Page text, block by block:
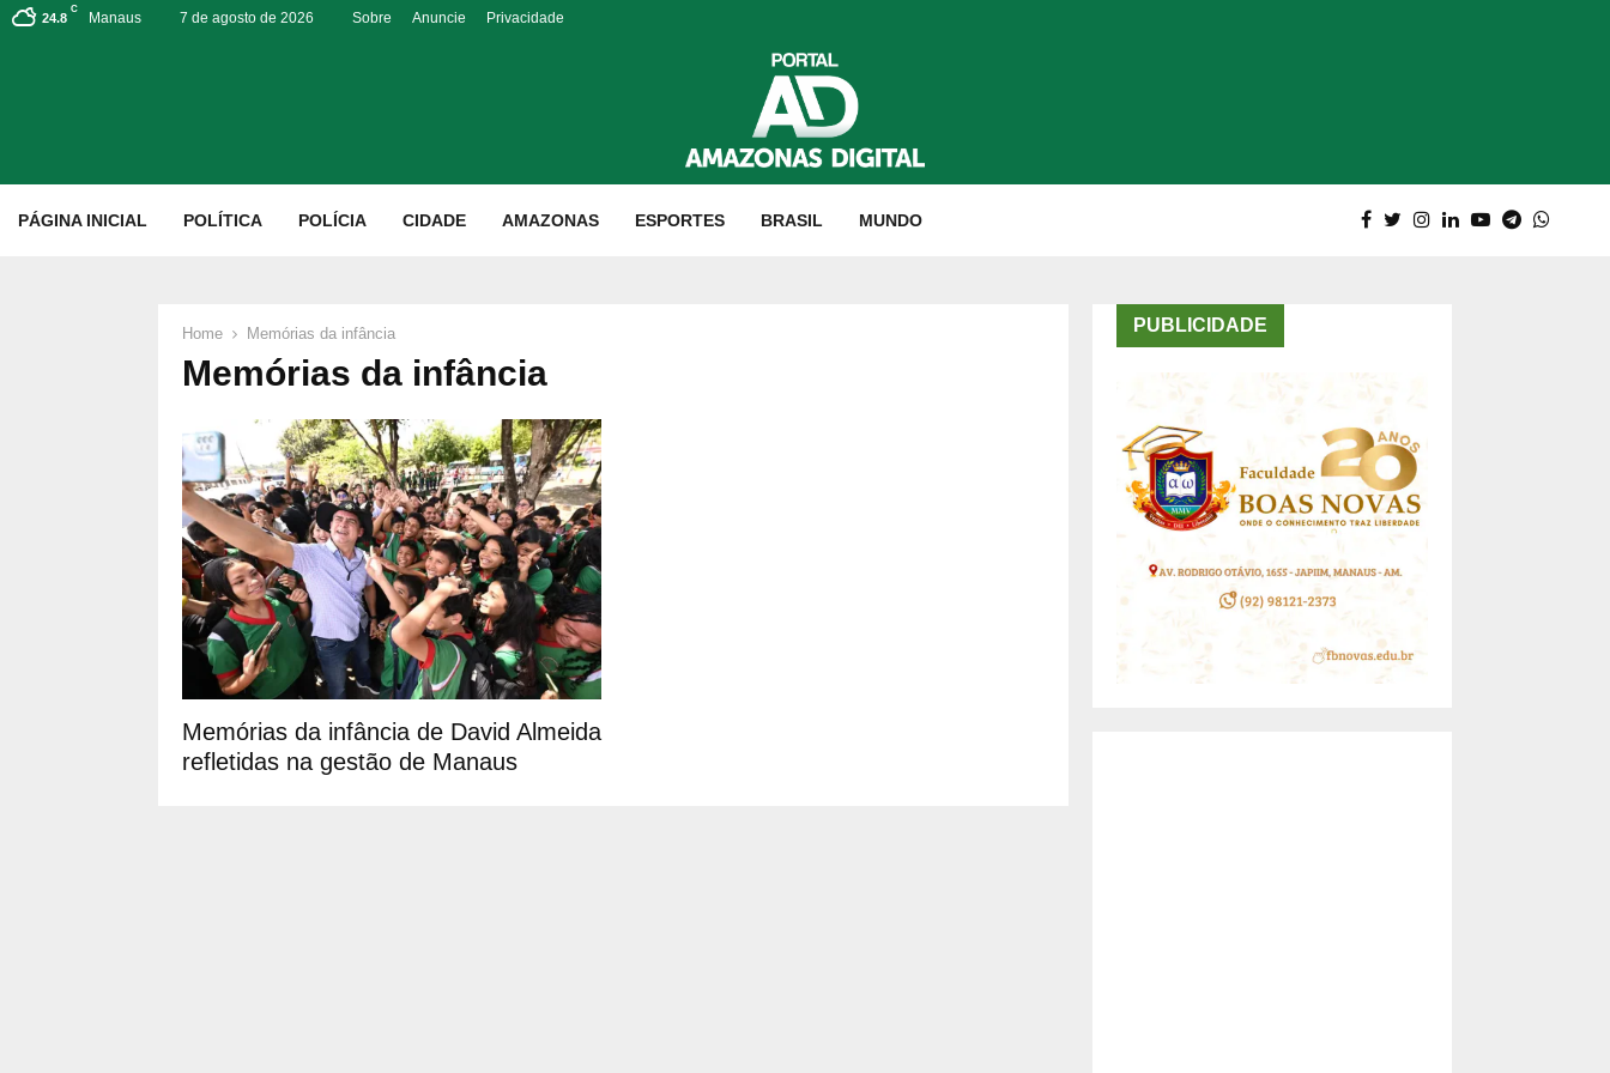
24.8
C
Manaus 7 de agosto de 2026 Sobre Anuncie Privacidade
PÁGINA INICIAL POLÍTICA POLÍCIA CIDADE AMAZONAS ESPORTES BRASIL MUNDO
Home Memórias da infância
Memórias da infância
Memórias da infância de David Almeida
refletidas na gestão de Manaus
PUBLICIDADE